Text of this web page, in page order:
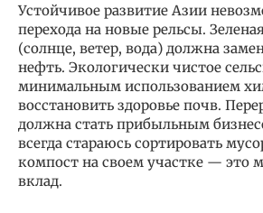
Устойчивое развитие Азии
перехода на новые рельсы.
(солнце, ветер, вода) должна
нефть. Экологически чистое
минимальным использованием
восстановить здоровье почв.
должна стать прибыльным
всегда стараюсь сортировать
компост на своем участке — это
вклад.